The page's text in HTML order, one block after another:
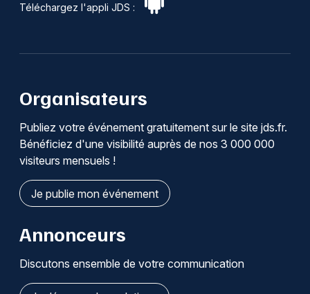
Téléchargez l'appli JDS :
Organisateurs
Publiez votre événement gratuitement sur le site jds.fr.
Bénéficiez d'une visibilité auprès de nos 3 000 000
visiteurs mensuels !
Je publie mon événement
Annonceurs
Discutons ensemble de votre communication